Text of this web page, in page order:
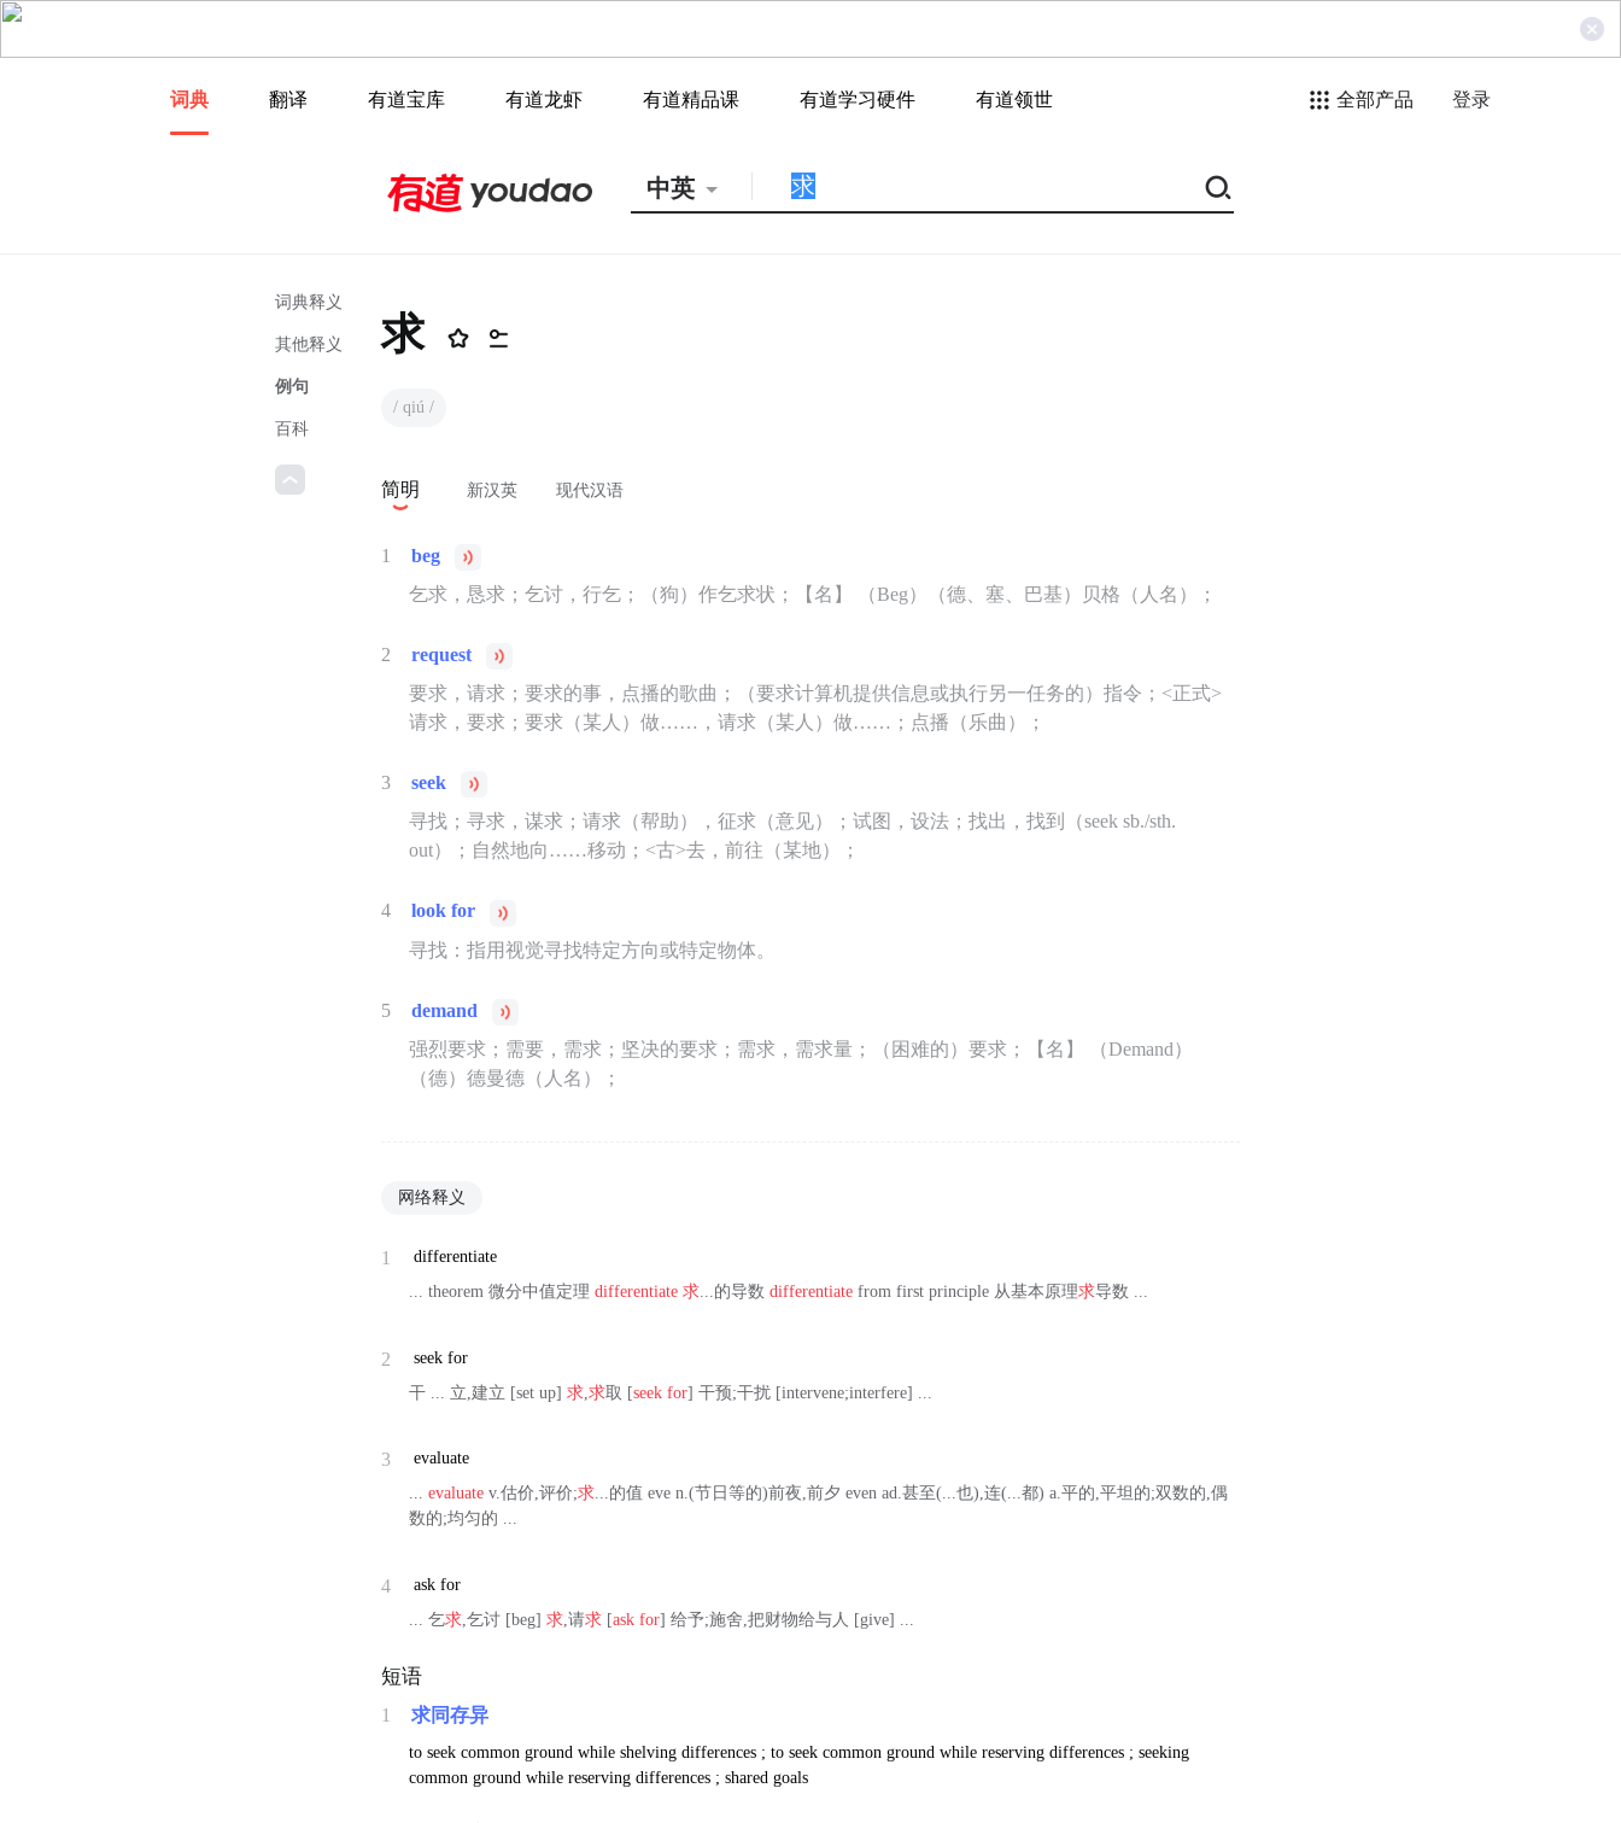
词典 翻译 有道宝库 有道龙虾 有道精品课 有道学习硬件 有道领世 全部产品 登录
中英
词典释义
其他释义
例句
百科
求
/ qiú /
简明 新汉英 现代汉语
1
beg
乞求，恳求；乞讨，行乞；（狗）作乞求状；【名】 （Beg）（德、塞、巴基）贝格（人名）；
2
request
要求，请求；要求的事，点播的歌曲；（要求计算机提供信息或执行另一任务的）指令；<正式>
请求，要求；要求（某人）做……，请求（某人）做……；点播（乐曲）；
3
seek
寻找；寻求，谋求；请求（帮助），征求（意见）；试图，设法；找出，找到（seek sb./sth.
out）；自然地向……移动；<古>去，前往（某地）；
4
look for
寻找：指用视觉寻找特定方向或特定物体。
5
demand
强烈要求；需要，需求；坚决的要求；需求，需求量；（困难的）要求；【名】 （Demand）
（德）德曼德（人名）；
网络释义
1
differentiate
... theorem 微分中值定理differentiate 求...的导数differentiate from first principle 从基本原理求导数 ...
2
seek for
干 ... 立,建立 [set up]求 ,求取 [seek for] 干预;干扰 [intervene;interfere] ...
3
evaluate
...evaluate v.估价,评价;求...的值 eve n.(节日等的)前夜,前夕 even ad.甚至(...也),连(...都) a.平的,平坦的;双数的,偶
数的;均匀的 ...
4
ask for
... 乞求 ,乞讨 [beg]求 ,请求 [ask for] 给予;施舍,把财物给与人 [give] ...
短语
1 求同存异
to seek common ground while shelving differences ; to seek common ground while reserving differences ; seeking
common ground while reserving differences ; shared goals